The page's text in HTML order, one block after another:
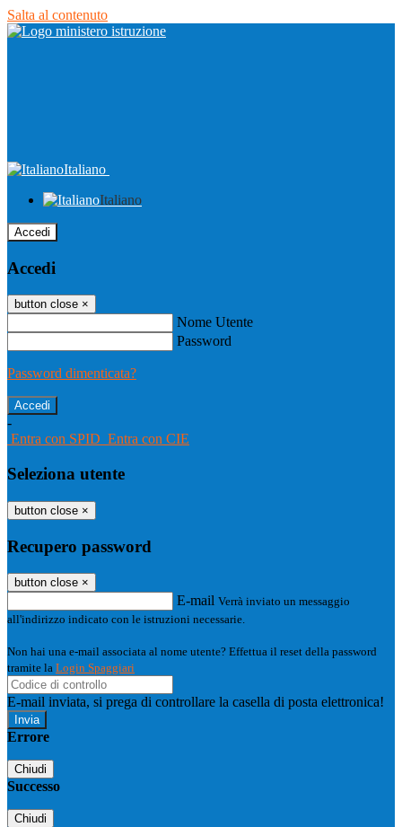
Salta al contenuto
Italiano
Italiano
Accedi
Accedi
button close ×
Nome Utente
Password
Password dimenticata?
-
Entra con SPID Entra con CIE
Seleziona utente
button close ×
Recupero password
button close ×
E-mail Verrà inviato un messaggio
all'indirizzo indicato con le istruzioni necessarie.
Non hai una e-mail associata al nome utente? Effettua il reset della password
tramite la Login Spaggiari
E-mail inviata, si prega di controllare la casella di posta elettronica!
Errore
Chiudi
Successo
Chiudi